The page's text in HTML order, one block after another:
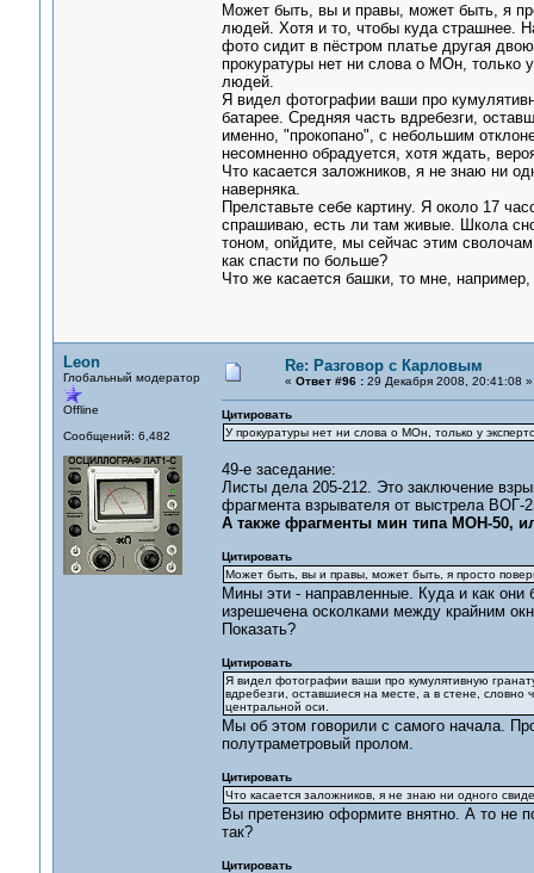
Может быть, вы и правы, может быть, я
людей. Хотя и то, чтобы куда страшнее.
фото сидит в пёстром платье другая
прокуратуры нет ни слова о МОн, только
людей.
Я видел фотографии ваши про
батарее. Средняя часть вдребезги,
именно, "прокопано", с небольшим
несомненно обрадуется, хотя ждать,
Что касается заложников, я не знаю ни
наверняка.
Прелставьте себе картину. Я около 17
спрашиваю, есть ли там живые. Школа
тоном, оnйдите, мы сейчас этим
как спасти по больше?
Что же касается башки, то мне,
Leon
Глобальный модератор
Offline
Сообщений: 6,482
Re: Разговор с Карловым
« Ответ #96 :29 Декабря 2008, 20:41:08 »
Цитировать
У прокуратуры нет ни слова о МОн, только у
49-е заседание:
Листы дела 205-212. Это заключение
фрагмента взрывателя от выстрела ВОГ-
А также фрагменты мин типа МОН-50,
Цитировать
Может быть, вы и правы, может быть, я просто
Мины эти - направленные. Куда и как они
изрешечена осколками между крайним
Показать?
Цитировать
Я видел фотографии ваши про кумулятивную
вдребезги, оставшиеся на месте, а в стене,
центральной оси.
Мы об этом говорили с самого начала.
полутраметровый пролом.
Цитировать
Что касается заложников, я не знаю ни одного
Вы претензию оформите внятно. А то не
так?
Цитировать